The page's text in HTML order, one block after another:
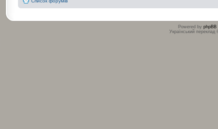
Powered by phpBB
Український